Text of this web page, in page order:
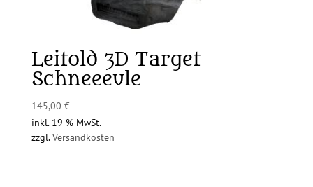
Leitold 3D Target
Schneeeule
145,00 €
inkl. 19 % MwSt.
zzgl.Versandkosten